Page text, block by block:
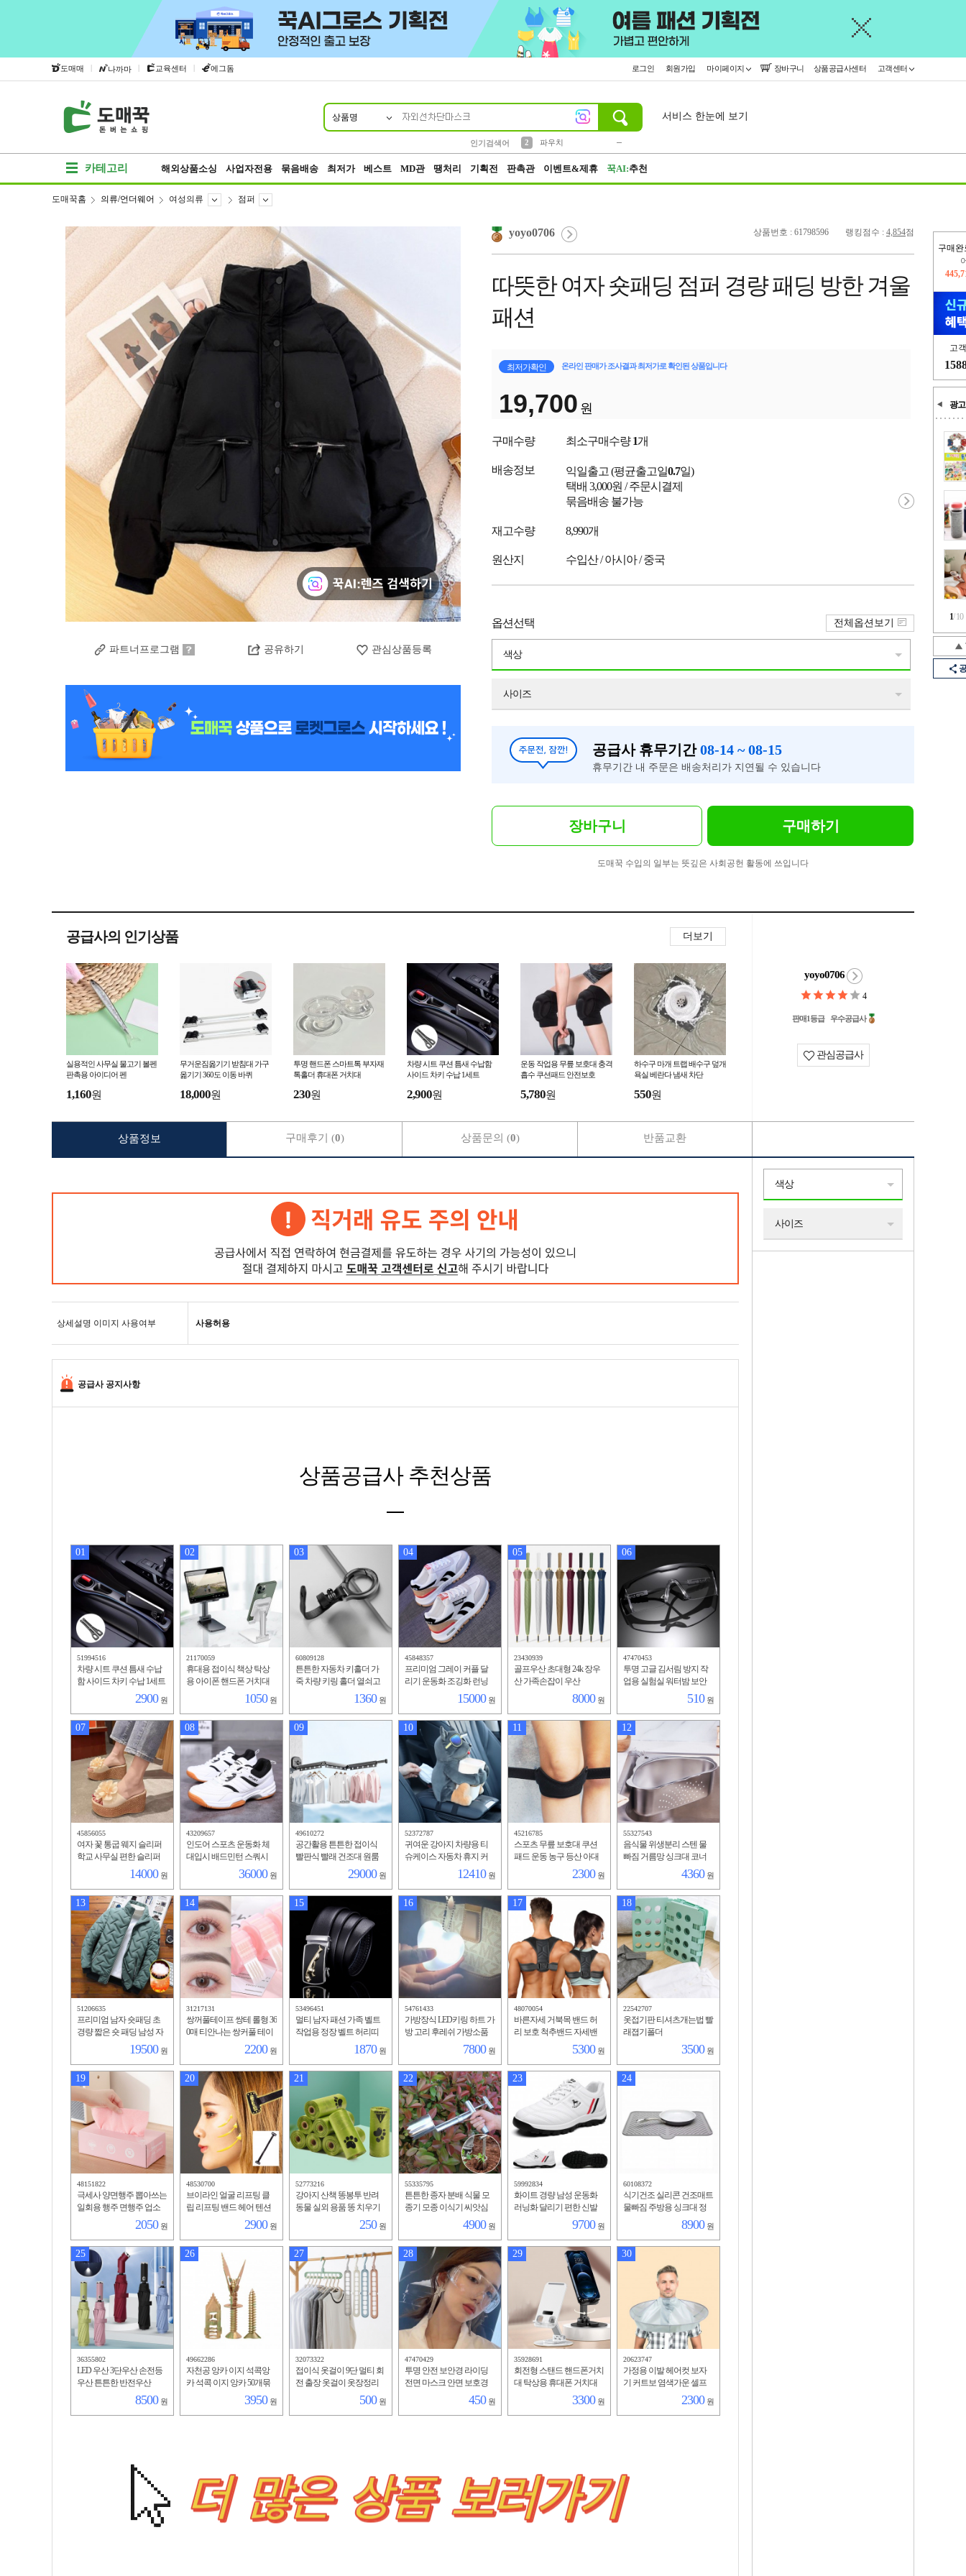
도매매 | 나까마 | 교육센터 | 에그돔 로그인 회원가입 마이페이지 장바구니 상품공급사센터 고객센터
상품명
인기검색어
2
파우치
서비스 한눈에 보기
카테고리 해외상품소싱 사업자전용 묶음배송 최저가 베스트 MD관 땡처리 기획전 판촉관 이벤트&제휴 꾹AI:추천
구매완
오
고
광고
1/10
도매꾹홈 의류/언더웨어 여성의류 점퍼
파트너프로그램 공유하기 관심상품등록
상품번호 : 61798596 랭킹점수 : 4,854점
yoyo0706
따뜻한 여자 숏패딩 점퍼 경량 패딩 방한 겨울
패션
최저가확인 온라인 판매가 조사결과 최저가로 확인된 상품입니다
19,700 원
구매수량 최소구매수량1개
배송정보 익일출고 (평균출고일0.7일)
택배 3,000원 / 주문시결제
묶음배송 불가능
재고수량 8,990개
원산지 수입산 / 아시아 / 중국
옵션선택
색상
사이즈
전체옵션보기
공급사 휴무기간08-14 ~ 08-15
휴무기간 내 주문은 배송처리가 지연될 수 있습니다
장바구니 구매하기
도매꾹 수입의 일부는 뜻깊은 사회공헌 활동에 쓰입니다
공급사의 인기상품 더보기
실용적인 사무실 물고기 볼펜
판촉용 아이디어 펜
1,160원
무거운짐옮기기 받침대 가구
옮기기 360도 이동 바퀴
18,000원
투명 핸드폰 스마트톡 부자재
톡홀더 휴대폰 거치대
230원
차량 시트 쿠션 틈새 수납함
사이드 차키 수납 1세트
2,900원
운동 작업용 무릎 보호대 충격
흡수 쿠션패드 안전보호
5,780원
하수구 마개 트랩 배수구 덮개
욕실 베란다 냄새 차단
550원
yoyo0706
4
판매1등급 우수공급사
관심공급사
상세설명 이미지 사용여부 사용허용
공급사 공지사항
상품공급사 추천상품
01
51994516
차량 시트 쿠션 틈새 수납
함 사이드 차키 수납 1세트
2900 원
02
21170059
휴대용 접이식 책상 탁상
용 아이폰 핸드폰 거치대
1050 원
03
60809128
튼튼한 자동차 키홀더 가
죽 차량 키링 홀더 열쇠고
1360 원
04
45848357
프리미엄 그레이 커플 달
리기 운동화 조깅화 런닝
15000 원
05
23430939
골프우산 초대형 24k 장우
산 가족손잡이 우산
8000 원
06
47470453
투명 고글 김서림 방지 작
업용 실험실 워터밤 보안
510 원
07
45856055
여자 꽃 통굽 웨지 슬리퍼
학교 사무실 편한 슬리퍼
14000 원
08
43209657
인도어 스포츠 운동화 체
대입시 배드민턴 스쿼시
36000 원
09
49610272
공간활용 튼튼한 접이식
빨판식 빨래 건조대 원룸
29000 원
10
52372787
귀여운 강아지 차량용 티
슈케이스 자동차 휴지 커
12410 원
11
45216785
스포츠 무릎 보호대 쿠션
패드 운동 농구 등산 아대
2300 원
12
55327543
음식물 위생분리 스텐 물
빠짐 거름망 싱크대 코너
4360 원
13
51206635
프리미엄 남자 숏패딩 초
경량 짧은 숏 패딩 남성 자
19500 원
14
31217131
쌍꺼풀테이프 쌍테 롤형 36
0매 티안나는 쌍커풀 테이
2200 원
15
53496451
멀티 남자 패션 가족 벨트
작업용 정장 벨트 허리띠
1870 원
16
54761433
가방장식 LED키링 하트 가
방 고리 후레쉬 가방소품
7800 원
17
48070054
바른자세 거북목 밴드 허
리 보호 척추밴드 자세밴
5300 원
18
22542707
옷접기판 티셔츠개는법 빨
래졉기폴더
3500 원
19
48151822
극세사 양면행주 뽑아쓰는
일회용 행주 면행주 업소
2050 원
20
48530700
브이라인 얼굴 리프팅 클
립 리프팅 밴드 헤어 텐션
2900 원
21
52773216
강아지 산책 똥봉투 반려
동물 실외 용품 똥 치우기
250 원
22
55335795
튼튼한 종자 분배 식물 모
종기 모종 이식기 씨앗심
4900 원
23
59992834
화이트 경량 남성 운동화
러닝화 달리기 편한 신발
9700 원
24
60108372
식기건조 실리콘 건조매트
물빠짐 주방용 싱크대 정
8900 원
25
36355802
LED 우산 3단우산 손전등
우산 튼튼한 반전우산
8500 원
26
49662286
자천공 앙카 이지 석콕앙
카 석콕 이지 앙카 50개묶
3950 원
27
32073322
접이식 옷걸이 9단 멀티 회
전 출장 옷걸이 옷장정리
500 원
28
47470429
투명 안전 보안경 라이딩
전면 마스크 안면 보호경
450 원
29
35928691
회전형 스탠드 핸드폰거치
대 탁상용 휴대폰 거치대
3300 원
30
20623747
가정용 이발 헤어컷 보자
기 커트보 염색가운 셀프
2300 원
상품정보 구매후기 (0) 상품문의 (0) 반품교환
색상
사이즈